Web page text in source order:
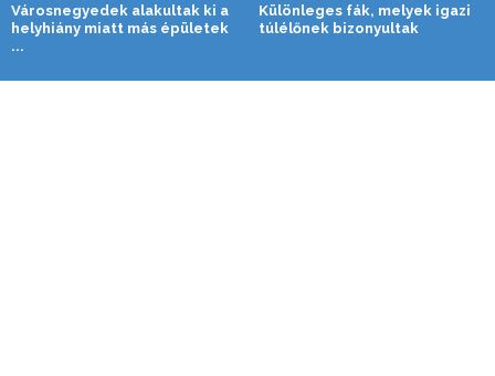
Városnegyedek alakultak ki a
helyhiány miatt más épületek
...
Különleges fák, melyek igazi
túlélőnek bizonyultak